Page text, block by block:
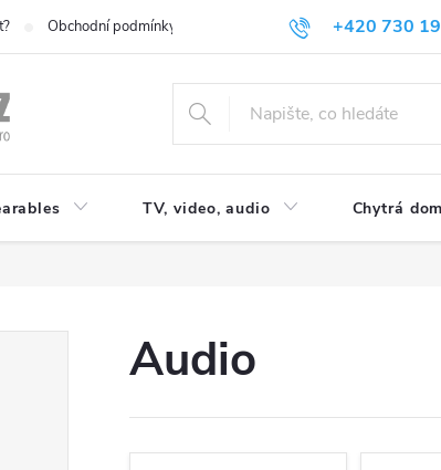
+420 730
Obchodní podmínky Podmínky ochrany osobních údajů
TV, video, audio Chytrá
Audio